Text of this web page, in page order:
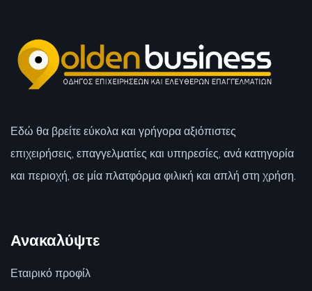
Εδώ θα βρείτε εύκολα και γρήγορα αξιόπιστες
επιχειρήσεις, επαγγελματίες και υπηρεσίες, ανά κατηγορία
και περιοχή, σε μία πλατφόρμα φιλική και απλή στη χρήση.
Ανακαλύψτε
Εταιρικό προφίλ